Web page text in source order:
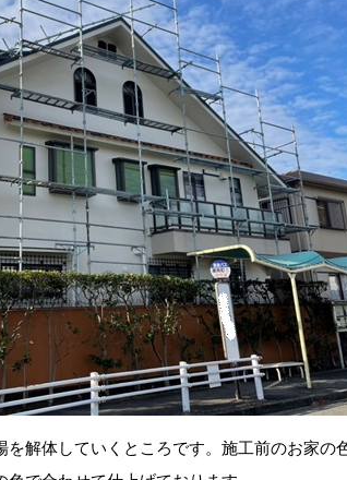
解体していくところです。施工前のお家の